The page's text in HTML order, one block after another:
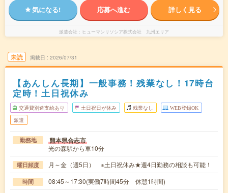
気になる! 応募へ進む 詳しく見る
派遣会社 ヒューマンリソシア株式会社 九州エリア
未読 掲載日 2026/07/31
【あんしん長期】一般事務！残業なし！17時台
定時！土日祝休み
交通費別途支給あり 土日祝日が休み 残業なし WEB登録OK
派遣
勤務地 熊本県合志市
光の森駅から車10分
曜日頻度 月～金（週5日） ※土日祝休み★週4日勤務の相談も可能！
時間 08:45～17:30(実働7時間45分 休憩1時間)